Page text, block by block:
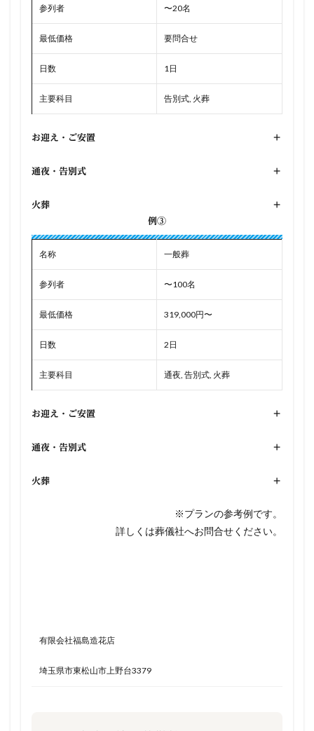
参列者 〜20名
最低価格 要問合せ
日数 1日
主要科目 告別式, 火葬
お迎え・ご安置 +
通夜・告別式 +
火葬
+
例③
名称 一般葬
参列者 〜100名
最低価格 319,000円〜
日数 2日
主要科目 通夜, 告別式, 火葬
お迎え・ご安置 +
通夜・告別式 +
火葬 +
※プランの参考例です。
詳しくは葬儀社へお問合せください。
有限会社福島造花店
埼玉県市東松山市上野台3379